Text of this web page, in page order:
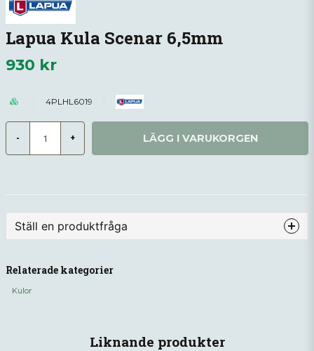
Lapua Kula Scenar 6,5mm
930 kr
4PLHL6019
- + LÄGG I VARUKORGEN
Liknande produkter
Ställ en produktfråga
Fråga oss något om denna produkten...
Relaterade kategorier
Kulor